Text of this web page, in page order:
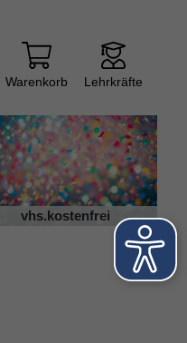
Warenkorb Lehrkräfte
vhs.kostenfrei